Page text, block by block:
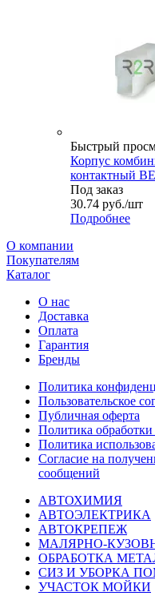
Быстрый
Корпус
контактный
Под заказ
30.74 руб./шт
Подробнее
О компании
Покупателям
Каталог
О нас
Доставка
Оплата
Гарантия
Бренды
Политика
Пользовательское
Публичная оферта
Политика
Политика
Согласие на
сообщений
АВТОХИМИЯ
АВТОЭЛЕКТРИКА
АВТОКРЕПЕЖ
МАЛЯРНО-
ОБРАБОТКА
СИЗ И УБОРКА
УЧАСТОК МОЙКИ